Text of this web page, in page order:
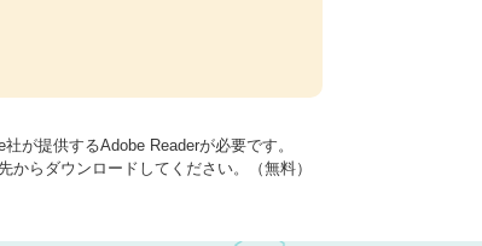
が提供するAdobe Readerが必要です。
らダウンロードしてください。（無料）